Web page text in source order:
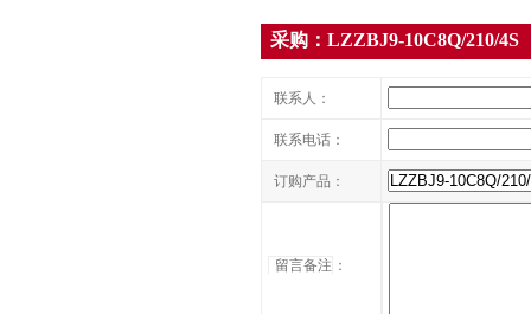
采购：LZZBJ9-10C8Q/210/4S
联系人：
联系电话：
订购产品：
留言备注 ：